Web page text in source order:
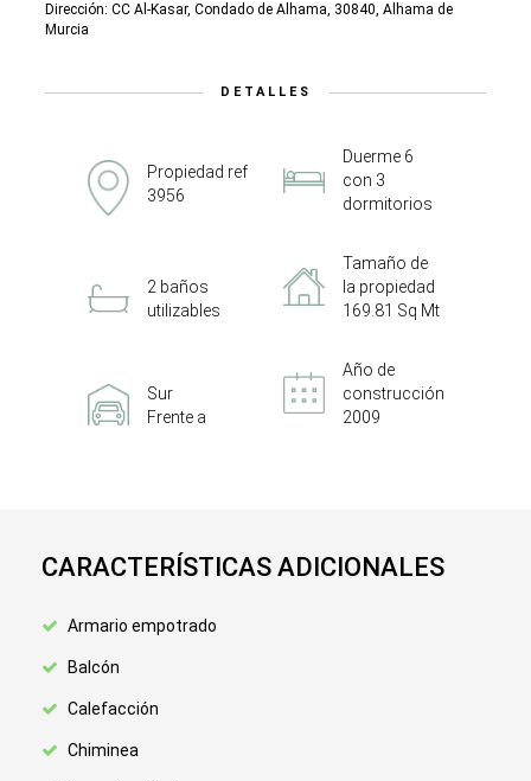
Dirección: CC Al-Kasar, Condado de Alhama, 30840, Alhama de
Murcia
DETALLES
Propiedad ref
3956
Duerme 6
con 3
dormitorios
2 baños
utilizables
Tamaño de
la propiedad
169.81 Sq Mt
Sur
Frente a
Año de
construcción
2009
CARACTERÍSTICAS ADICIONALES
Armario empotrado
Balcón
Calefacción
Chiminea